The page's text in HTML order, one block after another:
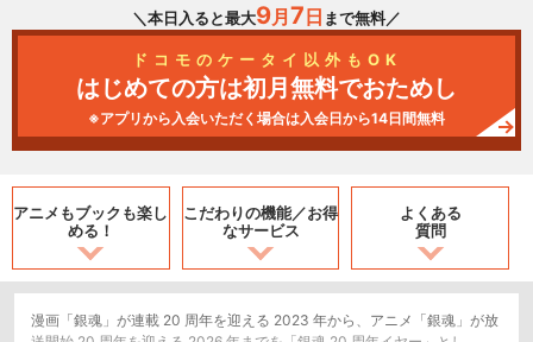
＼本日入ると最大9月 7 日 まで無料／
ドコモのケータイ以外もOK
はじめての方は初月無料でおためし
※アプリから入会いただく場合は入会日から14日間無料
アニメもブックも楽し
める！
こだわりの機能／お得
なサービス
よくある
質問
漫画「銀魂」が連載 20 周年を迎える 2023 年から、アニメ「銀魂」が放